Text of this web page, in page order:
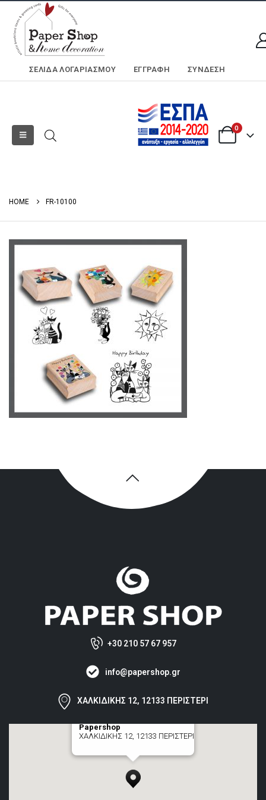
ΣΕΛΊΔΑ ΛΟΓΑΡΙΑΣΜΟΎ ΕΓΓΡΑΦΗ ΣΎΝΔΕΣΗ
0
HOME FR-10100
+30 210 57 67 957
info@papershop.gr
ΧΑΛΚΙΔΙΚΗΣ 12, 12133 ΠΕΡΙΣΤΕΡΙ
Papershop
ΧΑΛΚΙΔΙΚΗΣ 12, 12133 ΠΕΡΙΣΤΕΡΙ